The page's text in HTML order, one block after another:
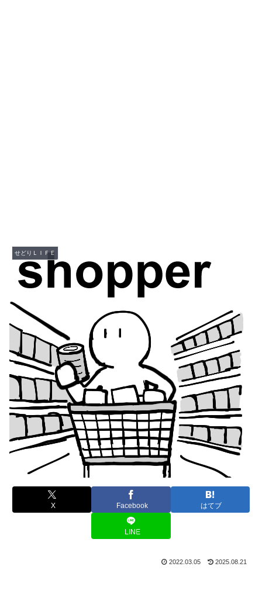
せどりＬＩＦＥ
X Facebook はてブ
LINE
2022.03.05 2025.08.21